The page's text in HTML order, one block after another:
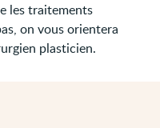
les traitements
on vous orientera
plasticien.